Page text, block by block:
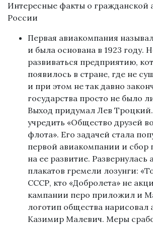
Интересные факты о гражданской
России
Первая авиакомпания
и была основана в 1923 году.
развиваться предприятию,
появилось в стране, где не
и при этом не так давно
государства просто не было
Выход придумал Лев
учредить «Общество друзей
флота». Его задачей стала
первой авиакомпании и сбор
на ее развитие. Развернулась
плакатов гремели лозунги:
СССР, кто «Добролета» не
кампании перо приложил и
логотип общества нарисовал
Казимир Малевич. Меры